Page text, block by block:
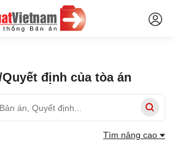
định của tòa án
Tìm nâng cao